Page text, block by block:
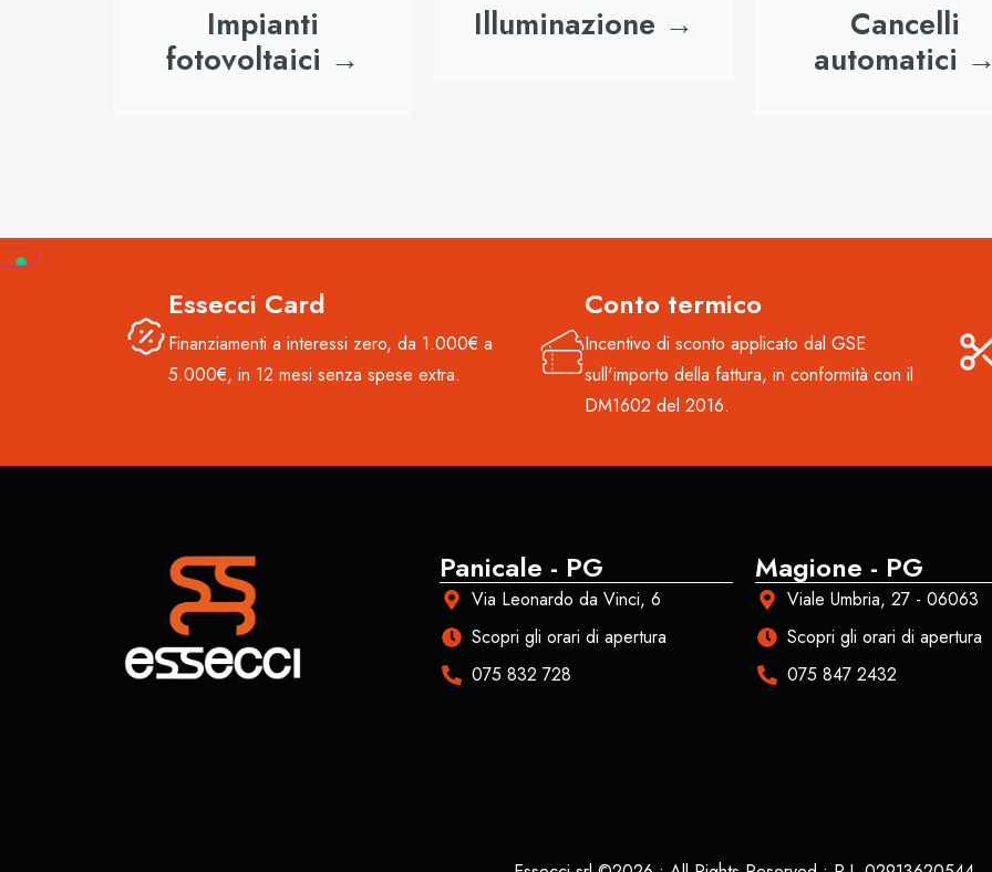
Impianti
fotovoltaici →
Illuminazione →
Cancelli
automatici →
Essecci Card
Finanziamenti a interessi zero, da 1.000€ a
5.000€, in 12 mesi senza spese extra.
Conto termico
Incentivo di sconto applicato dal GSE
sull'importo della fattura, in conformità con il
DM1602 del 2016.
Panicale - PG
Via Leonardo da Vinci, 6
Scopri gli orari di apertura
075 832 728
Magione - PG
Viale Umbria, 27 - 06063
Scopri gli orari di apertura
075 847 2432